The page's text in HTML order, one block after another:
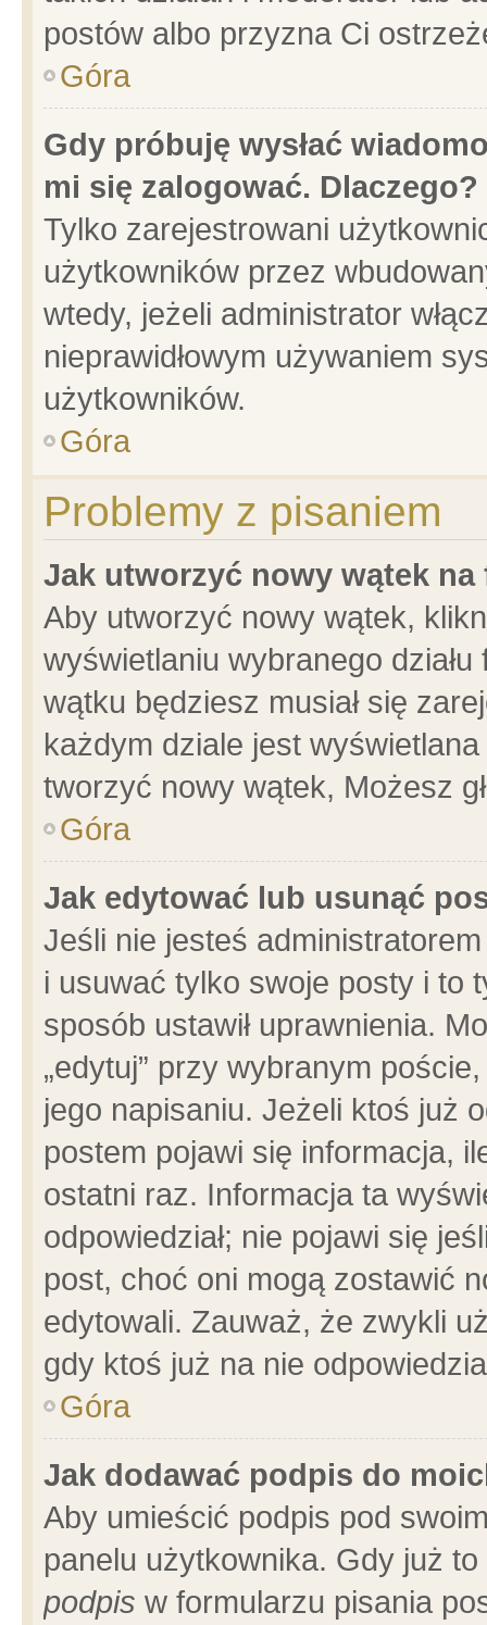
postów albo przyzna Ci
Góra
Gdy próbuję wysłać
mi się zalogować. Dlaczego?
Tylko zarejestrowani
użytkowników przez
wtedy, jeżeli administrator
nieprawidłowym używaniem
użytkowników.
Góra
Problemy z pisaniem
Jak utworzyć nowy wątek na
Aby utworzyć nowy wątek,
wyświetlaniu wybranego
wątku będziesz musiał się
każdym dziale jest
tworzyć nowy wątek, Możesz
Góra
Jak edytować lub usunąć
Jeśli nie jesteś
i usuwać tylko swoje posty i to
sposób ustawił uprawnienia.
„edytuj” przy wybranym
jego napisaniu. Jeżeli ktoś już
postem pojawi się informacja,
ostatni raz. Informacja ta
odpowiedział; nie pojawi się
post, choć oni mogą zostawić
edytowali. Zauważ, że zwykli
gdy ktoś już na nie
Góra
Jak dodawać podpis do
Aby umieścić podpis pod
panelu użytkownika. Gdy już
podpis w formularzu pisania